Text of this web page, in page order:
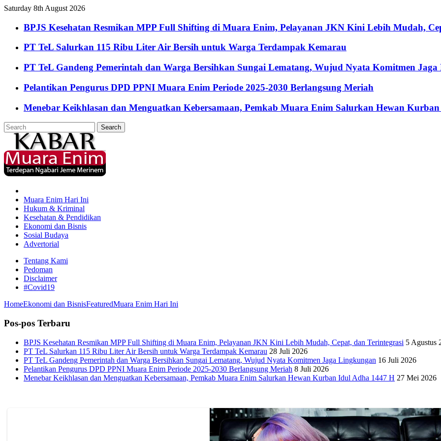
Saturday 8th August 2026
BPJS Kesehatan Resmikan MPP Full Shifting di Muara Enim, Pelayanan JKN Kini Lebih Mudah,
PT TeL Salurkan 115 Ribu Liter Air Bersih untuk Warga Terdampak Kemarau
PT TeL Gandeng Pemerintah dan Warga Bersihkan Sungai Lematang, Wujud Nyata Komitmen
Pelantikan Pengurus DPD PPNI Muara Enim Periode 2025-2030 Berlangsung Meriah
Menebar Keikhlasan dan Menguatkan Kebersamaan, Pemkab Muara Enim Salurkan Hewan
Muara Enim Hari Ini
Hukum & Kriminal
Kesehatan & Pendidikan
Ekonomi dan Bisnis
Sosial Budaya
Advertorial
Tentang Kami
Pedoman
Disclaimer
#Covid19
HomeEkonomi dan BisnisFeaturedMuara Enim Hari Ini
Pos-pos Terbaru
BPJS Kesehatan Resmikan MPP Full Shifting di Muara Enim, Pelayanan JKN Kini Lebih Mudah, Cepat, dan Terintegrasi 5 Agustus
PT TeL Salurkan 115 Ribu Liter Air Bersih untuk Warga Terdampak Kemarau 28 Juli 2026
PT TeL Gandeng Pemerintah dan Warga Bersihkan Sungai Lematang, Wujud Nyata Komitmen Jaga Lingkungan 16 Juli 2026
Pelantikan Pengurus DPD PPNI Muara Enim Periode 2025-2030 Berlangsung Meriah 8 Juli 2026
Menebar Keikhlasan dan Menguatkan Kebersamaan, Pemkab Muara Enim Salurkan Hewan Kurban Idul Adha 1447 H 27 Mei 2026